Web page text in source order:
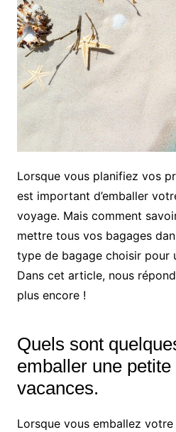
Lorsque vous planifiez vos
est important d’emballer
voyage. Mais comment
mettre tous vos bagages
type de bagage choisir pour
Dans cet article, nous
plus encore !
Quels sont
emballer une
vacances.
Lorsque vous emballez